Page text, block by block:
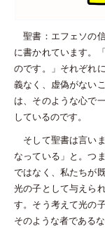
聖書：エフェソの
に書かれています。
のです。」それぞれ
義なく、虚偽がない
は、そのような心で
しているのです。
そして聖書は言い
なっている」と。つ
ではなく、私たちが
光の子として与えら
す。そう考えて光の
そのような者である